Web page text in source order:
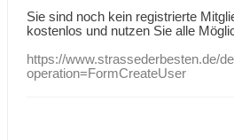
Sie sind noch kein registrierte
kostenlos und nutzen Sie alle
https://www.strassederbesten.de/
operation=FormCreateUser